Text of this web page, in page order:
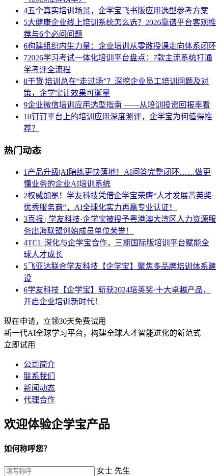
4五个真实培训场景，企学宝飞书版应用选型参考方案
5大健康企业线上培训系统怎么选？2026靠谱平台客观推
荐与6个必问问题
6构建组织内生力量：企业培训从零散授课走向体系闭环
72026学习考试一体化培训平台盘点：7款主流系统打通
学考评全流程
8干货|培训总在“走过场”？深挖企业员工培训问题及对
策，企学宝让效果可衡量
9企业微信培训应用选型指南 ——从培训投资回报率看
10钉钉平台上的培训应用深度测评，企学宝为何值得推
荐？
热门动态
1 产品升级|AI陪练更快落地！AI问答完整闭环……做更
懂业务的企业AI培训系统
2权威加冕！学友科技凭借企学宝荣膺“人才发展菁英奖·
优秀服务商”，AI全球化实力再赢专业认证！
3喜报 | 学友科技·企学宝被授予粤港澳大湾区人力资源服
务出海联盟创始成员单位荣誉！
4TCL 深化与企学宝合作，三期国际版培训平台赋能全
球人才成长
5飞亚达联合学友科技【企学宝】聚焦多品牌培训体系建
设
6学友科技【企学宝】斩获2024培英奖·十大卓越产品，
开启企业培训新时代！
现在申请，立领30天免费试用
新一代AI全球学习平台，构建全球人才智能进化的新范式
立即试用
公司简介
联系我们
新闻动态
代理合作
欢迎体验企学宝产品
如何称呼您？
女士 先生